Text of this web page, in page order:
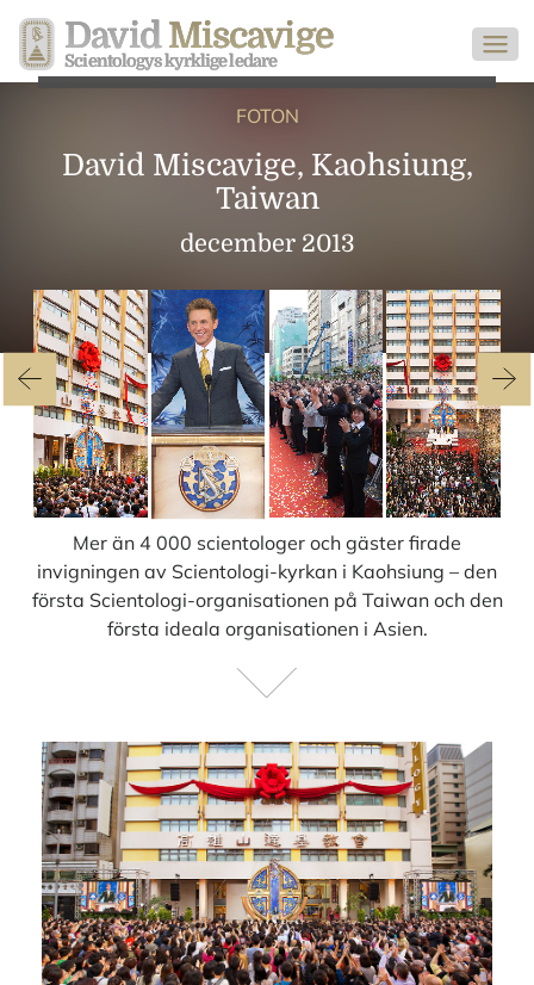
David Miscavige
Scientologys kyrklige ledare
FOTON
David Miscavige, Kaohsiung,
Taiwan
december 2013
Mer än 4 000 scientologer och gäster firade
invigningen av Scientologi-kyrkan i Kaohsiung – den
första Scientologi-organisationen på Taiwan och den
första ideala organisationen i Asien.